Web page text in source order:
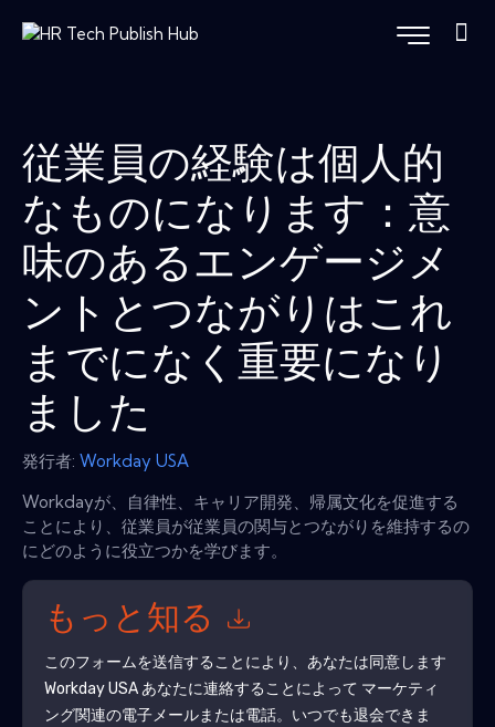
従業員の経験は個人的
なものになります：意
味のあるエンゲージメ
ントとつながりはこれ
までになく重要になり
ました
発行者: Workday USA
Workdayが、自律性、キャリア開発、帰属文化を促進する
ことにより、従業員が従業員の関与とつながりを維持するの
にどのように役立つかを学びます。
もっと知る
このフォームを送信することにより、あなたは同意します
Workday USAあなたに連絡することによって マーケティ
ング関連の電子メールまたは電話。いつでも退会できま